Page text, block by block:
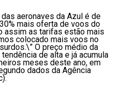
aeronaves da Azul é de
mais oferta de voos do
assim as tarifas estão mais
colocado mais voos no
O preço médio da
de alta e já acumula
meses deste ano, em
dados da Agência